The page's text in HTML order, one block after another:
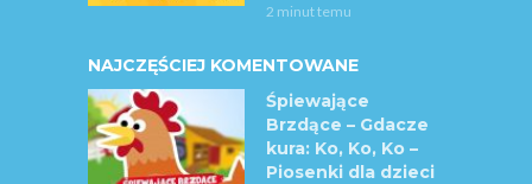
2 minut temu
NAJCZĘŚCIEJ KOMENTOWANE
Śpiewające
Brzdące – Gdacze
kura: Ko, Ko, Ko –
Piosenki dla dzieci